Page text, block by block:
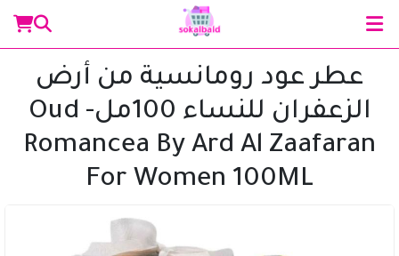
عطر عود رومانسية من أرض
الزعفران للنساء 100مل- Oud
Romancea By Ard Al Zaafaran
For Women 100ML
مساعد سوق البلد
متصل الآن